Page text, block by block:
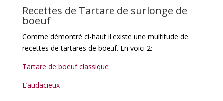
Recettes de Tartare de surlonge de
boeuf
Comme démontré ci-haut il existe une multitude de
recettes de tartares de boeuf. En voici 2:
Tartare de boeuf classique
L’audacieux